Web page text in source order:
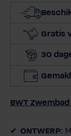
Gratis
30
BWT
ONTWERP: